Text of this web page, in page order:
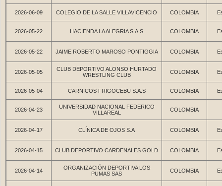
2026-06-09 COLEGIO DE LA SALLE VILLAVICENCIO COLOMBIA
2026-05-22 HACIENDA LA ALEGRIA S.A.S COLOMBIA
2026-05-22 JAIME ROBERTO MAROSO PONTIGGIA COLOMBIA
2026-05-05
CLUB DEPORTIVO ALONSO HURTADO
WRESTLING CLUB
COLOMBIA
2026-05-04 CARNICOS FRIGOCEBU S.A.S COLOMBIA
2026-04-23
UNIVERSIDAD NACIONAL FEDERICO
VILLAREAL
COLOMBIA
2026-04-17 CLÍNICA DE OJOS S.A COLOMBIA
2026-04-15 CLUB DEPORTIVO CARDENALES GOLD COLOMBIA
2026-04-14
ORGANIZACIÓN DEPORTIVA LOS
PUMAS SAS
COLOMBIA